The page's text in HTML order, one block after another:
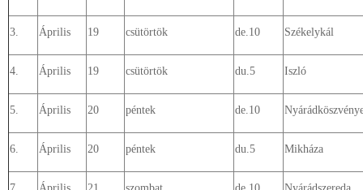
3. Április 19 csütörtök de.10 Székelykál
4. Április 19 csütörtök du.5 Iszló
5. Április 20 péntek de.10
6. Április 20 péntek du.5 Mikháza